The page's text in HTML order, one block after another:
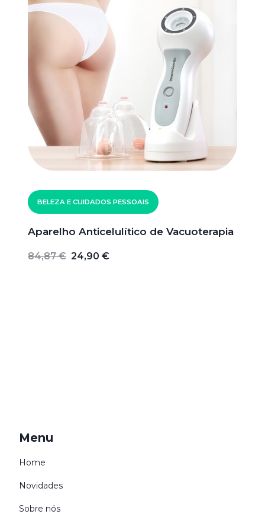
BELEZA E CUIDADOS PESSOAIS
Aparelho Anticelulítico de Vacuoterapia
84,87 € 24,90 €
Menu
Home
Novidades
Sobre nós